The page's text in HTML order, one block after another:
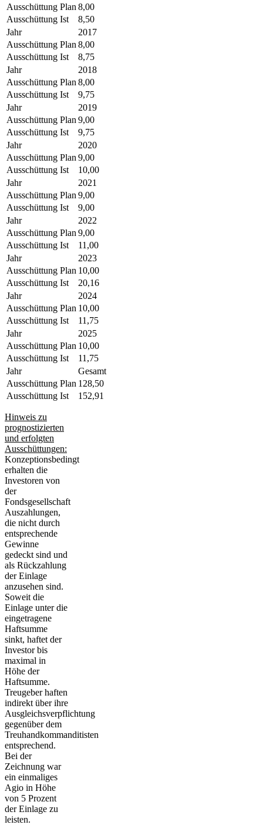
Ausschüttung Plan 8,00
Ausschüttung Ist
8,50
Jahr
2017
Ausschüttung Plan 8,00
Ausschüttung Ist
8,75
Jahr
2018
Ausschüttung Plan 8,00
Ausschüttung Ist
9,75
Jahr
2019
Ausschüttung Plan 9,00
Ausschüttung Ist
9,75
Jahr
2020
Ausschüttung Plan 9,00
Ausschüttung Ist
10,00
Jahr
2021
Ausschüttung Plan 9,00
Ausschüttung Ist
9,00
Jahr
2022
Ausschüttung Plan 9,00
Ausschüttung Ist
11,00
Jahr
2023
Ausschüttung Plan 10,00
Ausschüttung Ist
20,16
Jahr
2024
Ausschüttung Plan 10,00
Ausschüttung Ist
11,75
Jahr
2025
Ausschüttung Plan 10,00
Ausschüttung Ist
11,75
Jahr
Gesamt
Ausschüttung Plan 128,50
Ausschüttung Ist
152,91
Hinweis zu
prognostizierten
und erfolgten
Ausschüttungen:
Konzeptionsbedingt
erhalten die
Investoren von
der
Fondsgesellschaft
Auszahlungen,
die nicht durch
entsprechende
Gewinne
gedeckt sind und
als Rückzahlung
der Einlage
anzusehen sind.
Soweit die
Einlage unter die
eingetragene
Haftsumme
sinkt, haftet der
Investor bis
maximal in
Höhe der
Haftsumme.
Treugeber haften
indirekt über ihre
Ausgleichsverpflichtung
gegenüber dem
Treuhandkommanditisten
entsprechend.
Bei der
Zeichnung war
ein einmaliges
Agio in Höhe
von 5 Prozent
der Einlage zu
leisten.